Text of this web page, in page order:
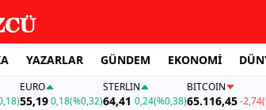
YAZARLAR GÜNDEM EKONOMİ
EURO
55,19 0,18(%0,32)
STERLIN
64,41 0,24(%0,38)
BITCOIN
65.116,45-2,74